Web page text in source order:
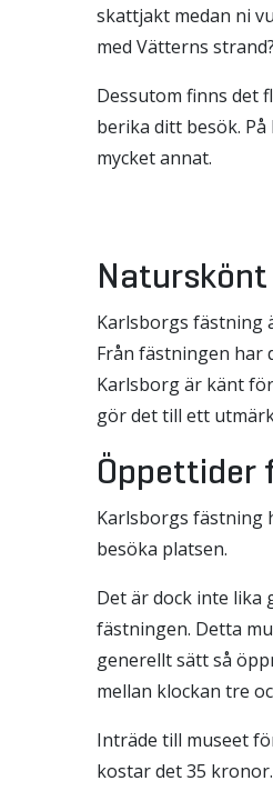
skattjakt medan ni
med Vätterns strand?
Dessutom finns det
berika ditt besök.
mycket annat.
Karlsborgs fästning
Från fästningen har
Karlsborg är känt
gör det till ett
Öppettider
Karlsborgs fästning
besöka platsen.
Det är dock inte
fästningen. Detta
generellt sätt så
mellan klockan tre
Inträde till museet
kostar det 35 kronor.